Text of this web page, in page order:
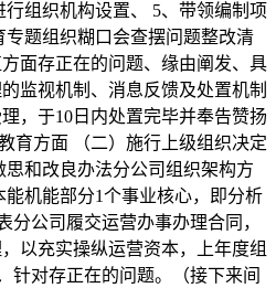
组织机构设置、 5、带领编制项
题组织糊口会查摆问题整改清
面存正在的问题、缘由阐发、具
监视机制、消息反馈及处置机制
，于10日内处置完毕并奉告赞扬
育方面 （二）施行上级组织决定
和改良办法分公司组织架构方
机能部分1个事业核心，即分析
公司履交运营办事办理合同，
以充实操纵运营资本，上年度组
针对存正在的问题。（接下来间